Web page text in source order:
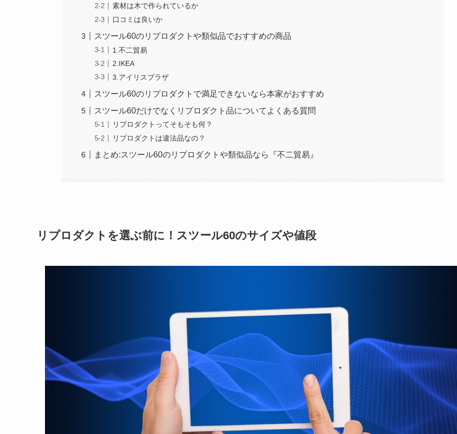
素材は木で作られているか
口コミは良いか
スツール60のリプロダクトや類似品でおすすめの商品
1.不二貿易
2.IKEA
3.アイリスプラザ
スツール60のリプロダクトで満足できないなら本家がおすすめ
スツール60だけでなくリプロダクト品についてよくある質問
リプロダクトってそもそも何？
リプロダクトは違法品なの？
まとめ:スツール60のリプロダクトや類似品なら『不二貿易』
リプロダクトを選ぶ前に！スツール60のサイズや値段